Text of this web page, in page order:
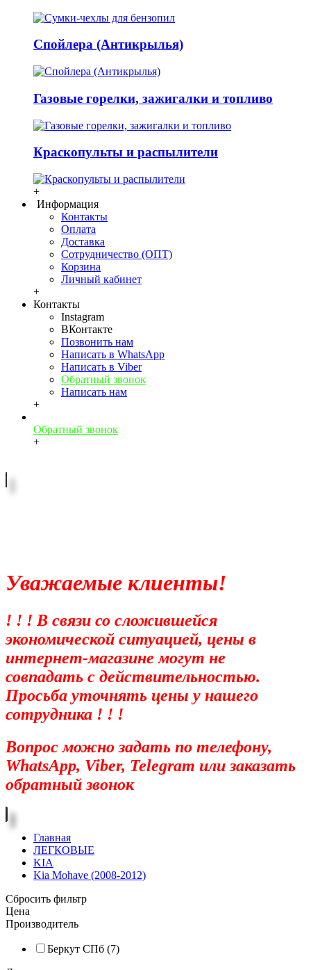
Спойлера (Антикрылья)
Газовые горелки, зажигалки и топливо
Краскопульты и распылители
+
Информация
Контакты
Оплата
Доставка
Сотрудничество (ОПТ)
Корзина
Личный кабинет
+
Контакты
Instagram
ВКонтакте
Позвонить нам
Написать в WhatsApp
Написать в Viber
Обратный звонок
Написать нам
+
Обратный звонок
+
Уважаемые клиенты!
! ! ! В связи со сложившейся
экономической ситуацией, цены в
интернет-магазине могут не
совпадать с действительностью.
Просьба уточнять цены у нашего
сотрудника ! ! !
Вопрос можно задать по телефону,
WhatsApp, Viber, Telegram или заказать
обратный звонок
Главная
ЛЕГКОВЫЕ
KIA
Kia Mohave (2008-2012)
Сбросить фильтр
Цена
Производитель
Беркут СПб (7)